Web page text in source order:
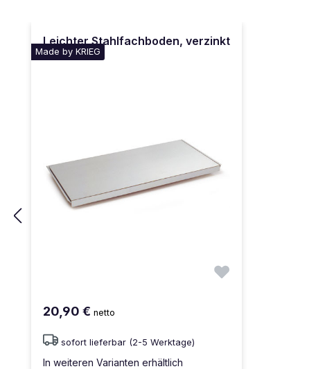
Made by KRIEG
Leichter Stahlfachboden, verzinkt
20,90 € netto
sofort lieferbar (2-5 Werktage)
In weiteren Varianten erhältlich